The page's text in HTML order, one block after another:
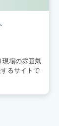
現場の雰囲気
るサイトで